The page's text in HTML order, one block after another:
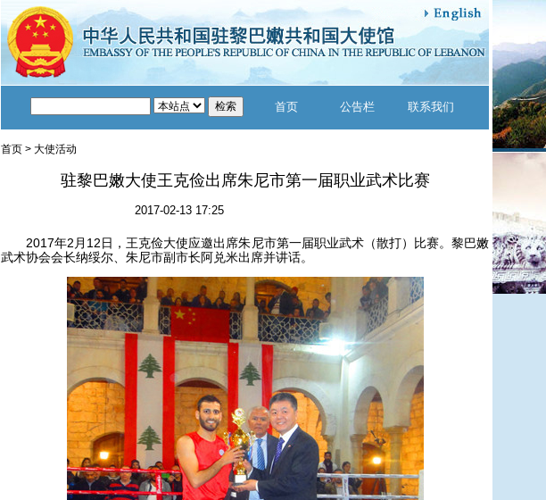
首页 公告栏 联系我们
首页 > 大使活动
驻黎巴嫩大使王克俭出席朱尼市第一届职业武术比赛
2017-02-13 17:25
2017年2月12日，王克俭大使应邀出席朱尼市第一届职业武术（散打）比赛。黎巴嫩
武术协会会长纳绥尔、朱尼市副市长阿兑米出席并讲话。